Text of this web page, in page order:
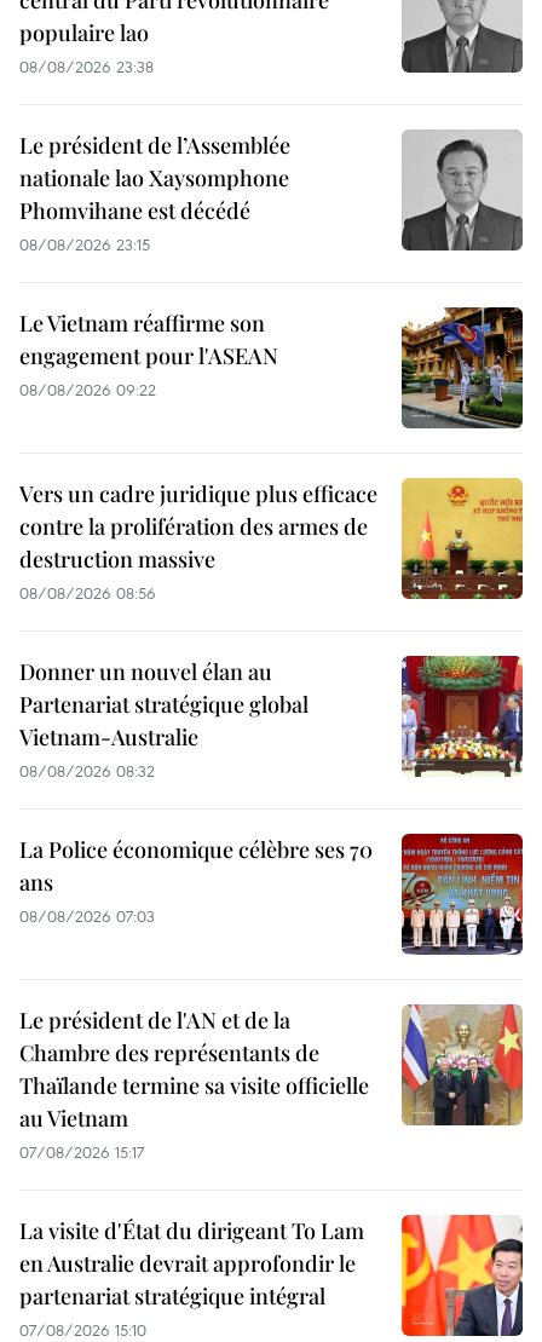
populaire lao
08/08/2026 23:38
Le président de l’Assemblée
nationale lao Xaysomphone
Phomvihane est décédé
08/08/2026 23:15
Le Vietnam réaffirme son
engagement pour l'ASEAN
08/08/2026 09:22
Vers un cadre juridique plus efficace
contre la prolifération des armes de
destruction massive
08/08/2026 08:56
Donner un nouvel élan au
Partenariat stratégique global
Vietnam-Australie
08/08/2026 08:32
La Police économique célèbre ses 70
ans
08/08/2026 07:03
Le président de l'AN et de la
Chambre des représentants de
Thaïlande termine sa visite officielle
au Vietnam
07/08/2026 15:17
La visite d'État du dirigeant To Lam
en Australie devrait approfondir le
partenariat stratégique intégral
07/08/2026 15:10